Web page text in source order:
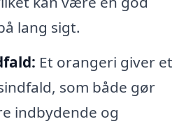
lang sigt.
Et orangeri giver et
som både gør
indbydende og